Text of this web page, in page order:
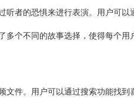
者的恐惧来进行表演。用户可
个不同的故事选择，使得每个用
文件。用户可以通过搜索功能找